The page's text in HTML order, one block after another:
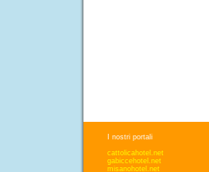
I nostri portali
cattolicahotel.net
gabiccehotel.net
misanohotel.net